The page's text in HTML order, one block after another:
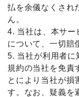
払を余儀なくされ
ん。
4. 当社は、本サー
について、一切賠
5. 当社が利用者に
規約の当社を免責
とにより当社が損
す。なお、疑義を